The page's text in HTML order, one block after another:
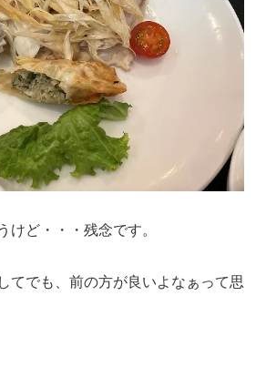
けど・・・残念です。
てでも、前の方が良いよなぁって思